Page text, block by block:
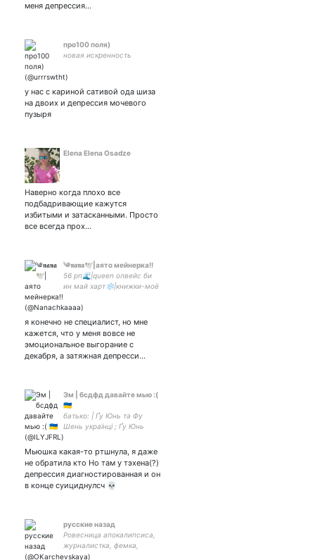
меня депрессия…
про100 поля)
новая искренность
у нас с кариной сативой ода шиза
на двоих и депрессия мочевого
пузыря
Elena Elena Osadze
Наверно когда плохо все
подбадривающие кажутся
избитыми и затасканными. Просто
все всегда прох…
༄𝖓𝖆𝖓𝖆🕊|аято мейнерка!!
56 рп🌊|queen олвейс би
ин май харт❄|книжки-моё
дома| #нетвойне| парная с
я конечно не специалист, но мне
кажется, что у меня вовсе не
эмоциональное выгорание с
декабря, а затяжная депресси…
Эм | бсдфд давайте мью :(
🇺🇦
батько: | Ґу Юнь та Фу
Шень українці ; Ґу Юнь
золота сцена, осені, лєхо
та люцзю ➤ все
Мьюшка какая-то ртшнула, я даже
не обратила кто Но там у тэхена(?)
депрессия диагностированная и он
в конце суициднулсч 💀
русские назад
Ровесница апокалипсиса,
журналистка, фемка,
редакторка в айти